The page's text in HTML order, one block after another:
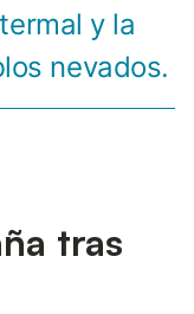
y la
nevados.
tras